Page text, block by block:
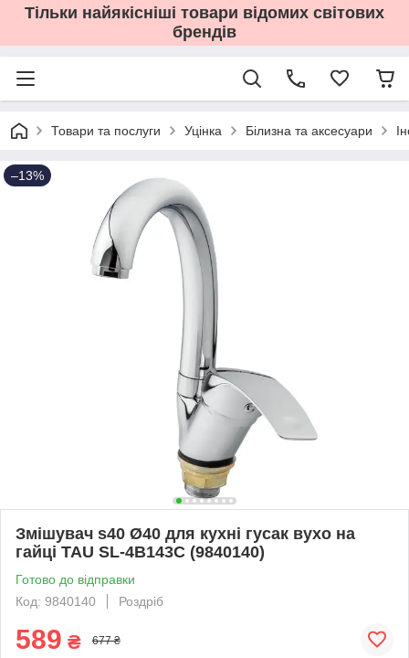
Тільки найякісніші товари відомих світових
брендів
Товари та послуги Уцінка Білизна та аксесуари
–13%
Змішувач s40 Ø40 для кухні гусак вухо на
гайці TAU SL-4B143C (9840140)
Готово до відправки
Код: 9840140
Роздріб
589 ₴ 677 ₴